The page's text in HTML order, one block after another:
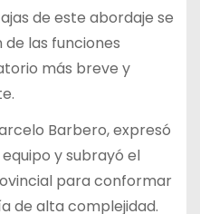
de este abordaje se
las funciones
más breve y
Barbero, expresó
y subrayó el
para conformar
de alta complejidad.